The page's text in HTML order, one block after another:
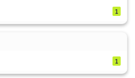
1
1